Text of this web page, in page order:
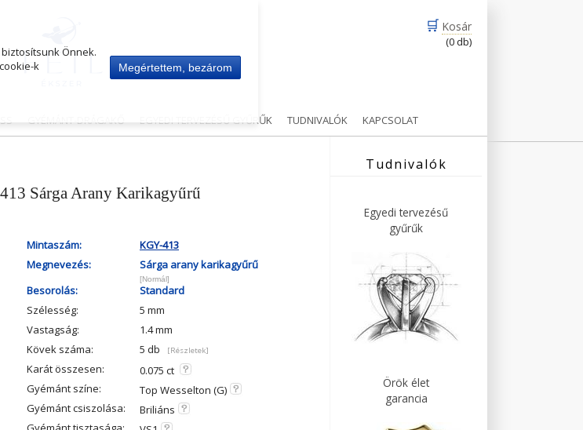
🛒 Kosár
(0 db)
GYÉMÁNT-DRÁGAKŐ EGYEDI TERVEZÉSŰ GYŰRŰK TUDNIVALÓK KAPCSOLAT
Sárga Arany Karikagyűrű
Mintaszám:
KGY-413
Megnevezés:
Sárga arany karikagyűrű
[Normál]
Besorolás:
Standard
Szélesség:
5 mm
Vastagság:
1.4 mm
Kövek száma:
5 db [Részletek]
Karát összesen:
0.075 ct
Gyémánt színe:
Top Wesselton (G)
Gyémánt csiszolása:
Briliáns
Tudnivalók
Egyedi tervezésű
gyűrűk
Örök élet
garancia
Önnek.
k
Megértettem, bezárom